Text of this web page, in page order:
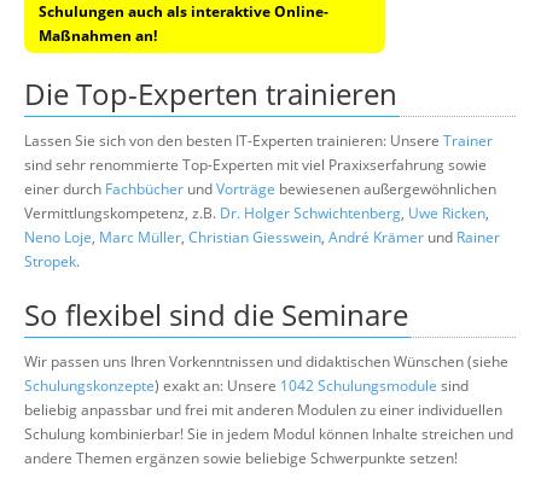
Schulungen auch als interaktive Online-
Maßnahmen an!
Die Top-Experten trainieren
Lassen Sie sich von den besten IT-Experten trainieren: Unsere Trainer
sind sehr renommierte Top-Experten mit viel Praxixserfahrung sowie
einer durch Fachbücher undVorträge bewiesenen außergewöhnlichen
Vermittlungskompetenz, z.B. Dr. Holger Schwichtenberg, Uwe Ricken,
Neno Loje, Marc Müller, Christian Giesswein, André Krämer und Rainer
Stropek.
So flexibel sind die Seminare
Wir passen uns Ihren Vorkenntnissen und didaktischen Wünschen (siehe
Schulungskonzepte) exakt an: Unsere 1042 Schulungsmodule sind
beliebig anpassbar und frei mit anderen Modulen zu einer individuellen
Schulung kombinierbar! Sie in jedem Modul können Inhalte streichen und
andere Themen ergänzen sowie beliebige Schwerpunkte setzen!